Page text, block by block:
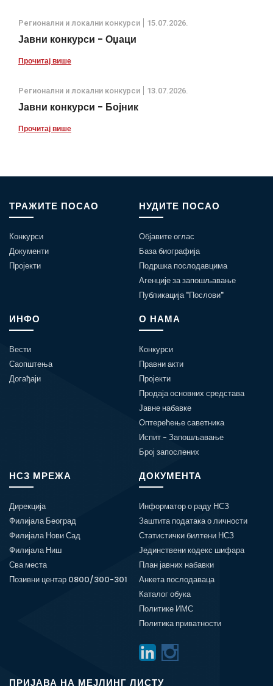
Регионални и локални конкурси 15.07.2026.
Јавни конкурси - Оџаци
Прочитај више
Регионални и локални конкурси 13.07.2026.
Јавни конкурси - Бојник
Прочитај више
ТРАЖИТЕ ПОСАО
Конкурси
Документи
Пројекти
НУДИТЕ ПОСАО
Објавите оглас
База биографија
Подршка послодавцима
Агенције за запошљавање
Публикација "Послови"
ИНФО
Вести
Саопштења
Догађаји
О НАМА
Конкурси
Правни акти
Пројекти
Продаја основних средстава
Јавне набавке
Оптерећење саветника
Испит - Запошљавање
Број запослених
НСЗ МРЕЖА
Дирекција
Филијала Београд
Филијала Нови Сад
Филијала Ниш
Сва места
Позивни центар 0800/300-301
ДОКУМЕНТА
Информатор о раду НСЗ
Заштита података о личности
Статистички билтени НСЗ
Јединствени кодекс шифара
План јавних набавки
Анкета послодаваца
Каталог обука
Политике ИМС
Политика приватности
ПРИЈАВА НА МЕЈЛИНГ ЛИСТУ